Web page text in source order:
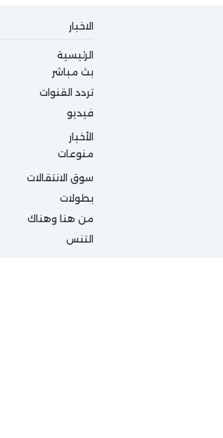
الاخبار
الرئيسية
بث مباشر
تردد القنوات
فيديو
الأخبار
منوعات
سوق الانتقالات
بطولات
من هنا وهناك
التنس